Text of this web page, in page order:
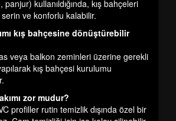
kullanıldığında, kış bahçeleri
ve konforlu kalabilir.
kış bahçesine dönüştürebilir
veya balkon zeminleri üzerine gerekli
kış bahçesi kurulumu
zor mudur?
profiller rutin temizlik dışında özel bir